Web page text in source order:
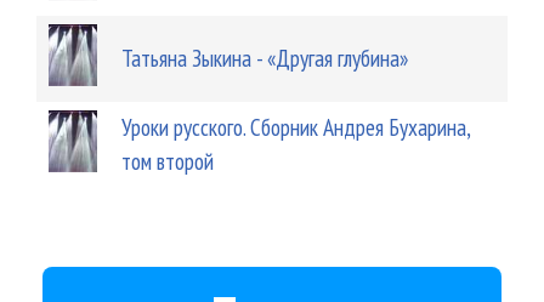
Татьяна Зыкина - «Другая глубина»
Уроки русского. Сборник Андрея Бухарина,
том второй